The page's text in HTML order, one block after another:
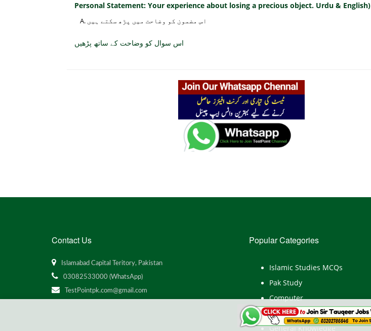
Personal Statement: Your experience about losing a precious object. Urdu & English)
اس مضمون کو وضاحت میں پڑھ سکتے ہیں
اس سوال کو وضاحت کے ساتھ پڑھیں
Contact Us
Islamabad Capital Teritory, Pakistan
03082533000 (WhatsApp)
TestPointpk.com@gmail.com
Popular Categories
Islamic Studies MCQs
Pak Study
Computer
English
General Knowledge